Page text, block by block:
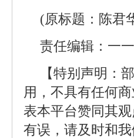
(原标题：陈君
责任编辑：一一
【特别声明：
用，不具有任何
表本平台赞同其
有误，请及时和